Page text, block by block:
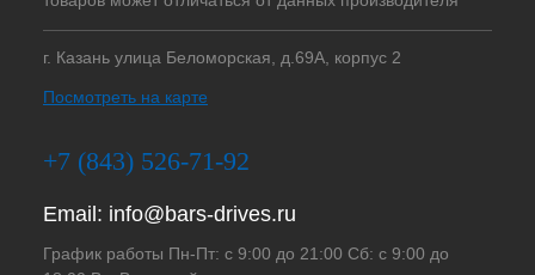
г. Казань улица Беломорская, д.69А, корпус 2
Посмотреть на карте
+7 (843) 526-71-92
Email: info@bars-drives.ru
График работы Пн-Пт: с 9:00 до 21:00 Сб: с 9:00 до